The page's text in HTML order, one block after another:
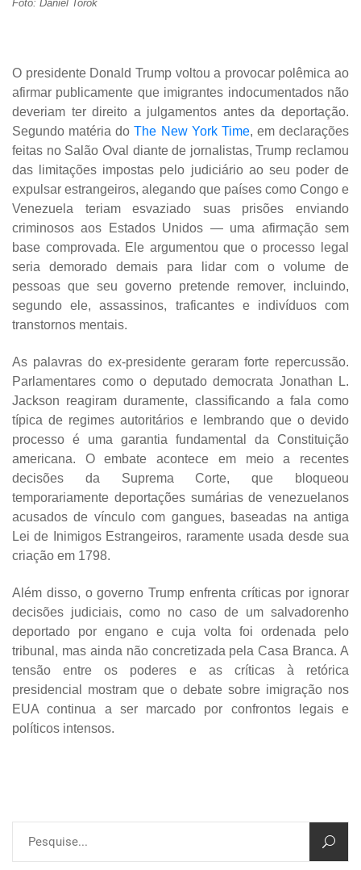
Foto: Daniel Torok
O presidente Donald Trump voltou a provocar polêmica ao
afirmar publicamente que imigrantes indocumentados não
deveriam ter direito a julgamentos antes da deportação.
Segundo matéria doThe New York Time, em declarações
feitas no Salão Oval diante de jornalistas, Trump reclamou
das limitações impostas pelo judiciário ao seu poder de
expulsar estrangeiros, alegando que países como Congo e
Venezuela teriam esvaziado suas prisões enviando
criminosos aos Estados Unidos — uma afirmação sem
base comprovada. Ele argumentou que o processo legal
seria demorado demais para lidar com o volume de
pessoas que seu governo pretende remover, incluindo,
segundo ele, assassinos, traficantes e indivíduos com
transtornos mentais.
As palavras do ex-presidente geraram forte repercussão.
Parlamentares como o deputado democrata Jonathan L.
Jackson reagiram duramente, classificando a fala como
típica de regimes autoritários e lembrando que o devido
processo é uma garantia fundamental da Constituição
americana. O embate acontece em meio a recentes
decisões da Suprema Corte, que bloqueou
temporariamente deportações sumárias de venezuelanos
acusados de vínculo com gangues, baseadas na antiga
Lei de Inimigos Estrangeiros, raramente usada desde sua
criação em 1798.
Além disso, o governo Trump enfrenta críticas por ignorar
decisões judiciais, como no caso de um salvadorenho
deportado por engano e cuja volta foi ordenada pelo
tribunal, mas ainda não concretizada pela Casa Branca. A
tensão entre os poderes e as críticas à retórica
presidencial mostram que o debate sobre imigração nos
EUA continua a ser marcado por confrontos legais e
políticos intensos.